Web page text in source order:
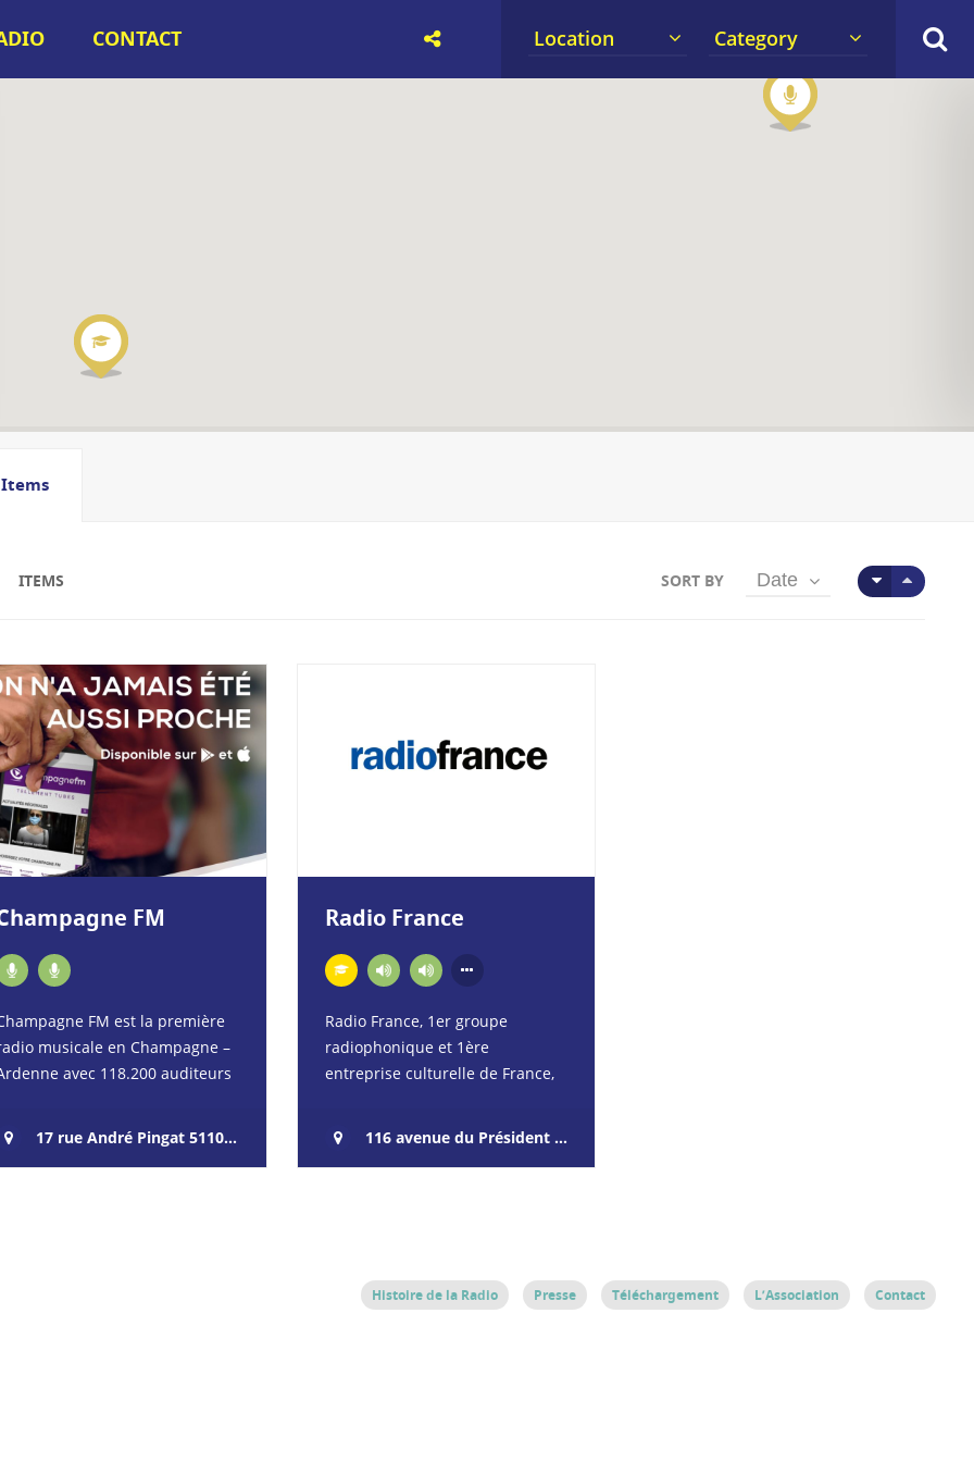
CONTACT Location Category
Items
ITEMS SORT BY Date
FM
FM est la première
musicale en Champagne –
avec 118.200 auditeurs
la…
17 rue André Pingat 51100 Reims
Radio France
Radio France, 1er groupe
radiophonique et 1ère
entreprise culturelle de France,
formations musicales. Acteur…
116 avenue du Président Kennedy 75016 Paris France
Histoire de la Radio Presse Téléchargement L’Association Contact